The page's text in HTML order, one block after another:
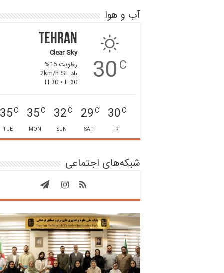
آب و هوا
30C
Tehran
Clear Sky
رطوبت 16%
باد 2km/h SE
H 30 • L 30
30C
FRI
29C
SAT
32C
SUN
35C
MON
35C
TUE
شبکه‌های اجتماعی